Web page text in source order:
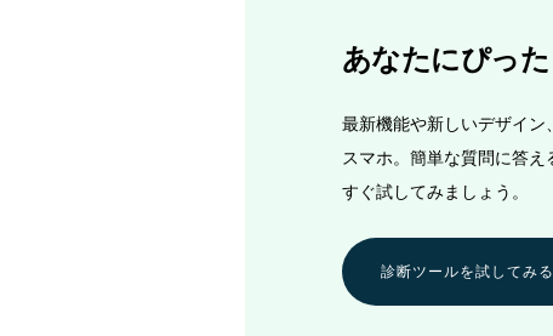
あなたにぴっ
最新機能や新しいデザイ
スマホ。簡単な質問に答
すぐ試してみましょう。
診断ツールを試してみる